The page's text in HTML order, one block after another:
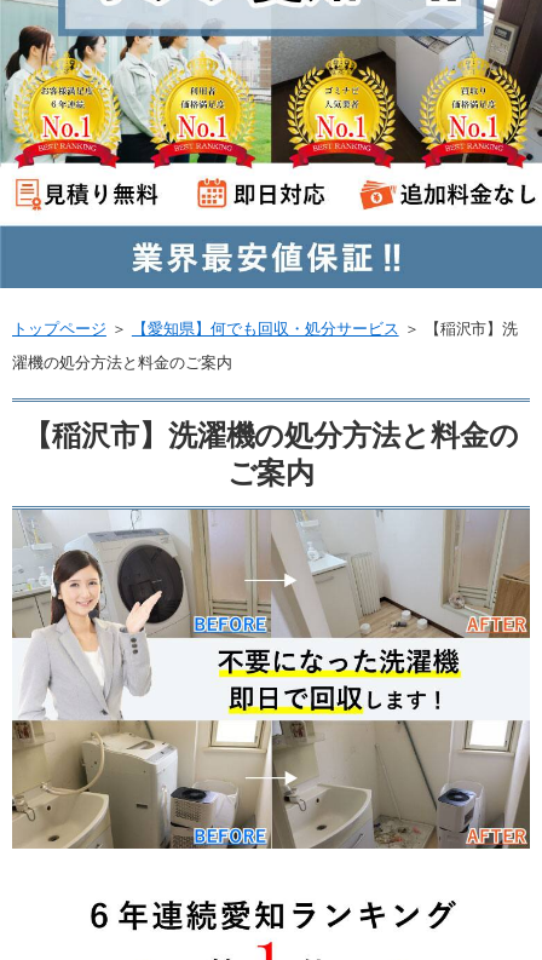
トップページ ＞ 【愛知県】何でも回収・処分サービス ＞
【稲沢市】洗
濯機の処分方法と料金のご案内
【稲沢市】洗濯機の処分方法と料金の
ご案内